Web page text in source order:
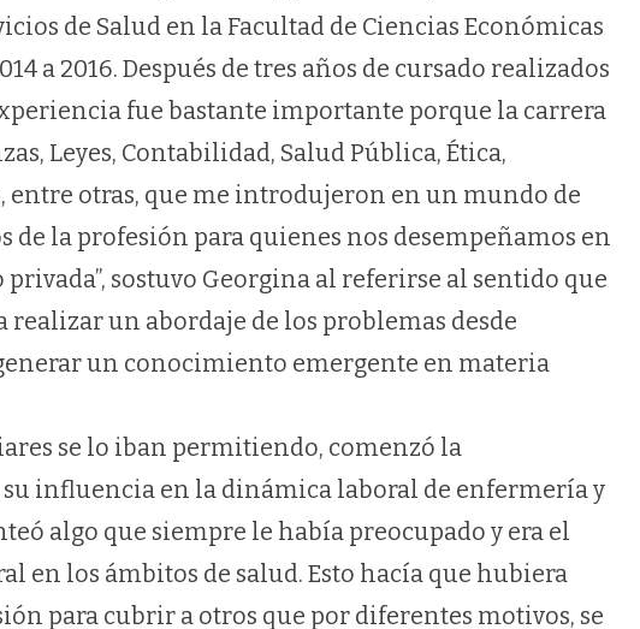
de Salud en la Facultad de Ciencias Económicas
a 2016. Después de tres años de cursado realizados
fue bastante importante porque la carrera
Leyes, Contabilidad, Salud Pública, Ética,
entre otras, que me introdujeron en un mundo de
de la profesión para quienes nos desempeñamos en
sostuvo Georgina al referirse al sentido que
un abordaje de los problemas desde
un conocimiento emergente en materia
se lo iban permitiendo, comenzó la
su influencia en la dinámica laboral de enfermería y
algo que siempre le había preocupado y era el
en los ámbitos de salud. Esto hacía que hubiera
para cubrir a otros que por diferentes motivos, se